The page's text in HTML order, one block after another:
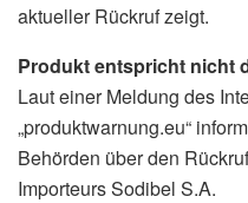
aktueller Rückruf zeigt.
Produkt entspricht nicht
Laut einer Meldung des
„produktwarnung.eu“
Behörden über den
Importeurs Sodibel S.A.